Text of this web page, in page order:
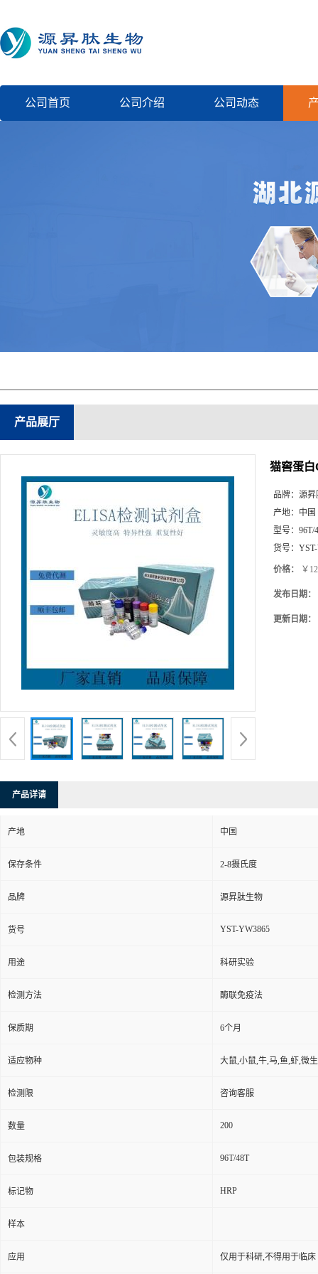
公司首页 公司介绍 公司动态
产品展厅
猫窖蛋白
品牌： 源昇
产地： 中国
型号： 96T/
货号：
价格： ￥
发布日期：
更新日期：
产品详请
产地 中国
保存条件 2-8摄氏度
品牌 源昇肽生物
货号 YST-YW3865
用途 科研实验
检测方法 酶联免疫法
保质期 6个月
适应物种 大鼠,小鼠,牛,马,鱼,虾,微
检测限 咨询客服
数量 200
包装规格 96T/48T
标记物 HRP
样本
应用 仅用于科研,不得用于临床